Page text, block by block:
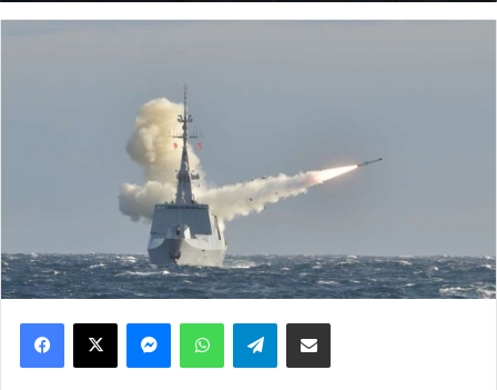
WhatsApp Telegram